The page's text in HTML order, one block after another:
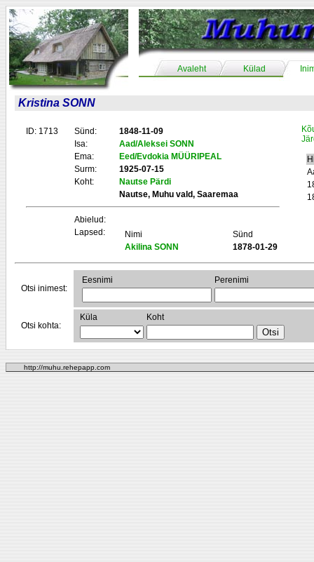
Avaleht Külad
Kristina SONN
ID: 1713 Sünd:
1848-11-09
Isa:
Aad/Aleksei SONN
Ema:
Eed/Evdokia MÜÜRIPEAL
Surm:
1925-07-15
Koht:
Nautse Pärdi
Nautse, Muhu vald, Saaremaa
Abielud:
Lapsed:
Nimi
Sünd
Akilina SONN
1878-01-29
Otsi inimest:
Eesnimi Perenimi
Otsi kohta:
Küla Koht
http://muhu.rehepapp.com